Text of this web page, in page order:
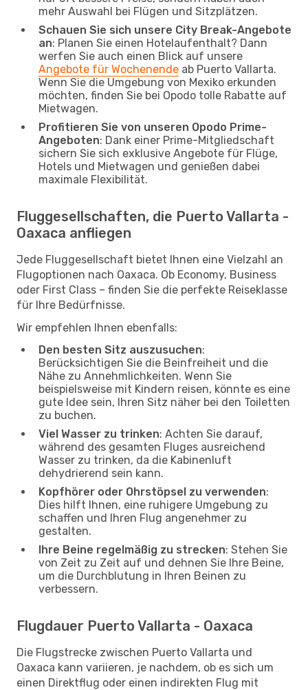
mehr Auswahl bei Flügen und Sitzplätzen.
Schauen Sie sich unsere City Break-Angebote
an: Planen Sie einen Hotelaufenthalt? Dann
werfen Sie auch einen Blick auf unsere
Angebote für Wochenende ab Puerto Vallarta.
Wenn Sie die Umgebung von Mexiko erkunden
möchten, finden Sie bei Opodo tolle Rabatte auf
Mietwagen.
Profitieren Sie von unseren Opodo Prime-
Angeboten: Dank einer Prime-Mitgliedschaft
sichern Sie sich exklusive Angebote für Flüge,
Hotels und Mietwagen und genießen dabei
maximale Flexibilität.
Fluggesellschaften, die Puerto Vallarta -
Oaxaca anfliegen
Jede Fluggesellschaft bietet Ihnen eine Vielzahl an
Flugoptionen nach Oaxaca. Ob Economy, Business
oder First Class – finden Sie die perfekte Reiseklasse
für Ihre Bedürfnisse.
Wir empfehlen Ihnen ebenfalls:
Den besten Sitz auszusuchen:
Berücksichtigen Sie die Beinfreiheit und die
Nähe zu Annehmlichkeiten. Wenn Sie
beispielsweise mit Kindern reisen, könnte es eine
gute Idee sein, Ihren Sitz näher bei den Toiletten
zu buchen.
Viel Wasser zu trinken: Achten Sie darauf,
während des gesamten Fluges ausreichend
Wasser zu trinken, da die Kabinenluft
dehydrierend sein kann.
Kopfhörer oder Ohrstöpsel zu verwenden:
Dies hilft Ihnen, eine ruhigere Umgebung zu
schaffen und Ihren Flug angenehmer zu
gestalten.
Ihre Beine regelmäßig zu strecken: Stehen Sie
von Zeit zu Zeit auf und dehnen Sie Ihre Beine,
um die Durchblutung in Ihren Beinen zu
verbessern.
Flugdauer Puerto Vallarta - Oaxaca
Die Flugstrecke zwischen Puerto Vallarta und
Oaxaca kann variieren, je nachdem, ob es sich um
einen Direktflug oder einen indirekten Flug mit